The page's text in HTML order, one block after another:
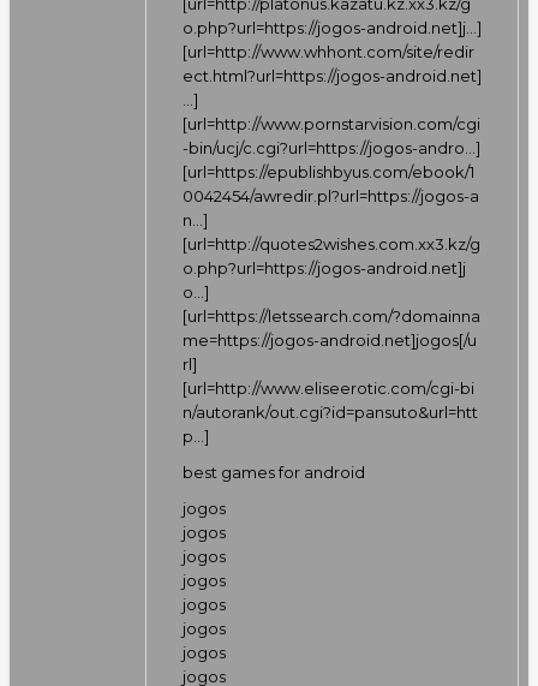
o.php?url=https://jogos-android.net]j… ]
[url=http://www.whhont.com/site/redir
ect.html?url=https://jogos-android.net]
]
[url=http://www.pornstarvision.com/cgi
-bin/ucj/c.cgi?url=https://jogos-andro… ]
[url=https://epublishbyus.com/ebook/1
0042454/awredir.pl?url=https://jogos-a
n… ]
[url=http://quotes2wishes.com.xx3.kz/g
o.php?url=https://jogos-android.net]j
o… ]
[url=https://letssearch.com/?domainna
me=https://jogos-android.net]jogos[/u
rl]
[url=http://www.eliseerotic.com/cgi-bi
n/autorank/out.cgi?id=pansuto&url=htt
p… ]
best games for android
jogos
jogos
jogos
jogos
jogos
jogos
jogos
jogos